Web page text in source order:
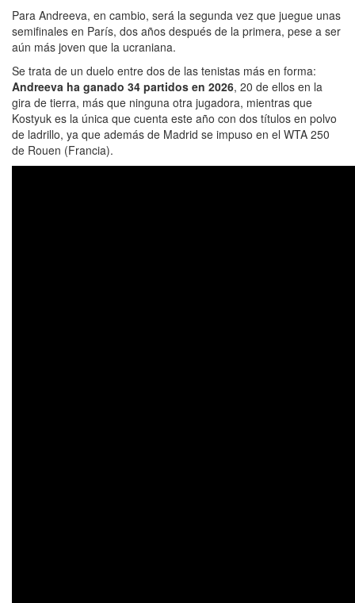
Para Andreeva, en cambio, será la segunda vez que juegue unas
semifinales en París, dos años después de la primera, pese a ser
aún más joven que la ucraniana.
Se trata de un duelo entre dos de las tenistas más en forma:
Andreeva ha ganado 34 partidos en 2026, 20 de ellos en la
gira de tierra, más que ninguna otra jugadora, mientras que
Kostyuk es la única que cuenta este año con dos títulos en polvo
de ladrillo, ya que además de Madrid se impuso en el WTA 250
de Rouen (Francia).